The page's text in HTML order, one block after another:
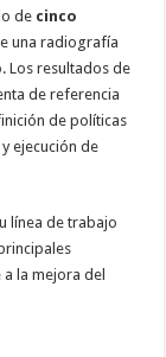
de cinco
una radiografía
Los resultados de
de referencia
de políticas
ejecución de
línea de trabajo
la mejora del